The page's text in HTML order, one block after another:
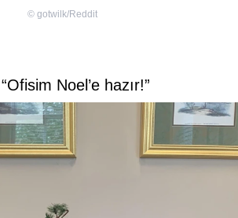
© gotwilk/Reddit
Noel’e hazır!”